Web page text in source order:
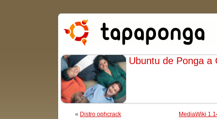
Ubuntu de Ponga
« Distro ophcrack MediaWiki